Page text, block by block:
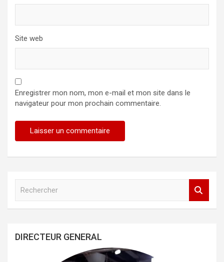
Site web
Enregistrer mon nom, mon e-mail et mon site dans le
navigateur pour mon prochain commentaire.
r
DIRECTEUR GENERAL